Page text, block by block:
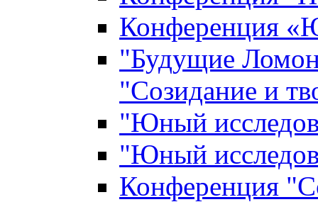
Конференция
"Будущие
"Созидание и
"Юный
"Юный
Конференция